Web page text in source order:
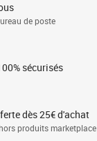
de poste
sécurisés
dès 25€ d'achat
produits marketplace